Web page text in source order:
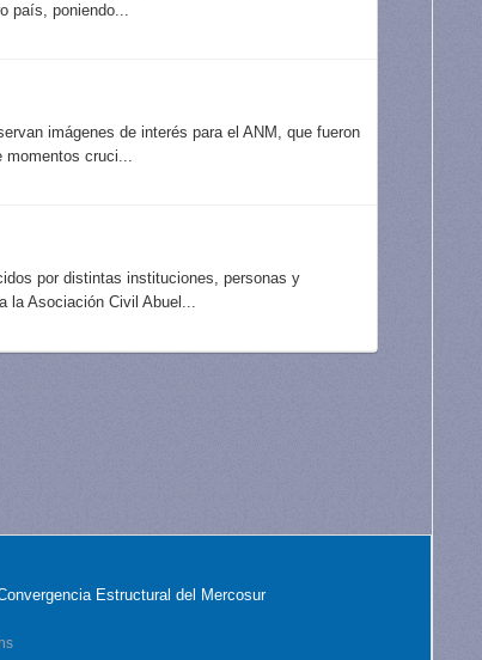
país, poniendo...
imágenes de interés para el ANM, que fueron
momentos cruci...
por distintas instituciones, personas y
la Asociación Civil Abuel...
Estructural del Mercosur